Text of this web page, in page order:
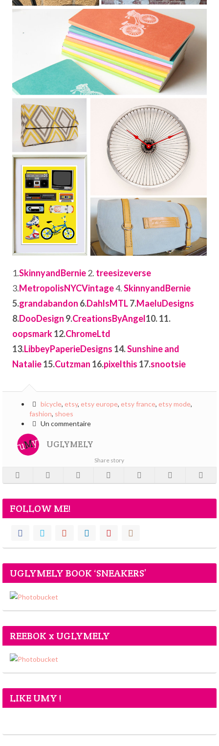
1.SkinnyandBernie2. treesizeverse
3.MetropolisNYCVintage4.SkinnyandBernie
5.grandabandon 6.DahlsMTL7.MaeluDesigns
8.DooDesign 9.CreationsByAngel10. 11.
oopsmark12.ChromeLtd
13.LibbeyPaperieDesigns 14.Sunshine and
Natalie15.Cutzman 16.pixelthis 17.snootsie
bicycle, etsy, etsy europe, etsy france, etsy mode,
fashion, shoes
Un commentaire
UGLYMELY
Share story
FOLLOW ME!
UGLYMELY BOOK ‘SNEAKERS’
REEBOK x UGLYMELY
LIKE UMY !